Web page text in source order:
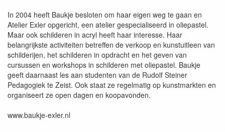
In 2004 heeft Baukje besloten om haar eigen weg te gaan en
Atelier Exler opgericht, een atelier gespecialiseerd in oliepastel.
Maar ook schilderen in acryl heeft haar interesse. Haar
belangrijkste activiteiten betreffen de verkoop en kunstuitleen van
schilderijen, het schilderen in opdracht en het geven van
cursussen en workshops in schilderen met oliepastel. Baukje
geeft daarnaast les aan studenten van de Rudolf Steiner
Pedagogiek te Zeist. Ook staat ze regelmatig op kunstmarkten en
organiseert ze open dagen en koopavonden.
www.baukje-exler.nl